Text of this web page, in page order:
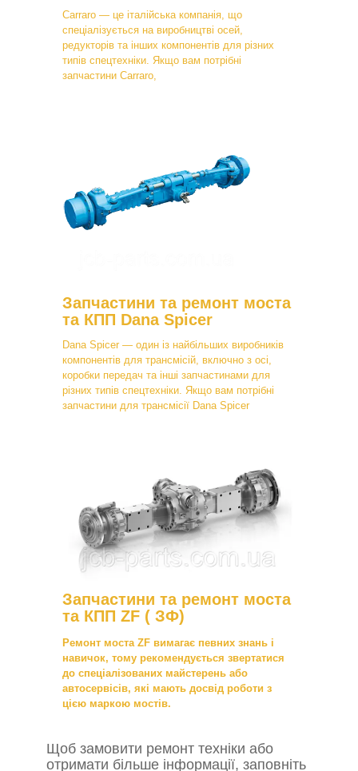
Carraro — це італійська компанія, що
спеціалізується на виробництві осей,
редукторів та інших компонентів для різних
типів спецтехніки. Якщо вам потрібні
запчастини Carraro,
Запчастини та ремонт моста
та КПП Dana Spicer
Dana Spicer — один із найбільших виробників
компонентів для трансмісій, включно з осі,
коробки передач та інші запчастинами для
різних типів спецтехніки. Якщо вам потрібні
запчастини для трансмісії Dana Spicer
Запчастини та ремонт моста
та КПП ZF ( ЗФ)
Ремонт моста ZF вимагає певних знань і
навичок, тому рекомендується звертатися
до спеціалізованих майстерень або
автосервісів, які мають досвід роботи з
цією маркою мостів.
Щоб замовити ремонт техніки або
отримати більше інформації, заповніть